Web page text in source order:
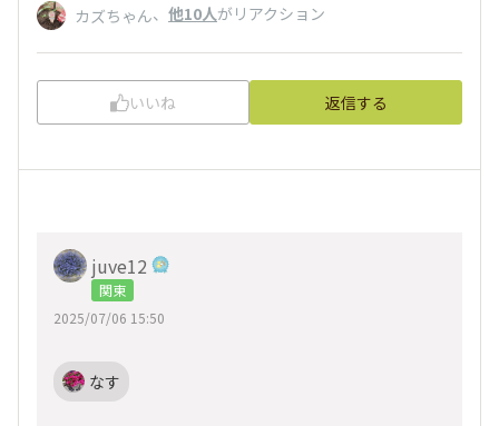
カズちゃん、 他10人がリアクション
いいね 返信する
juve12
関東
2025/07/06 15:50
なす